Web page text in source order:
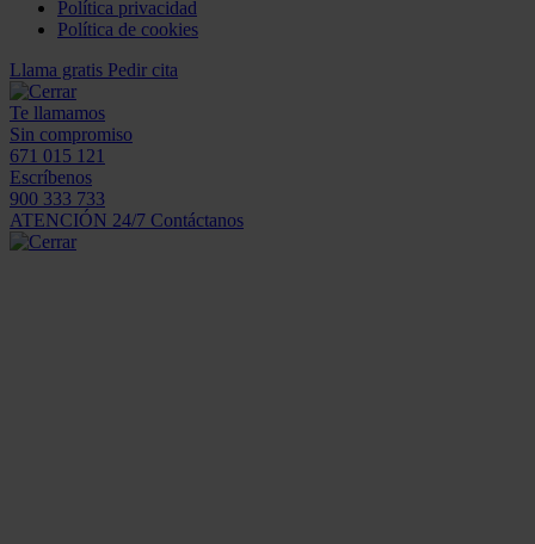
Política privacidad
Política de cookies
Llama gratis Pedir cita
Te llamamos
Sin compromiso
671 015 121
Escríbenos
900 333 733
ATENCIÓN 24/7 Contáctanos